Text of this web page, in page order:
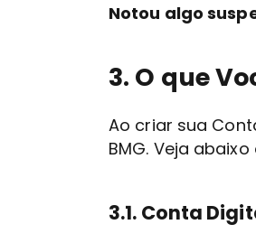
Notou algo
3. O que
Ao criar sua
BMG. Veja
3.1. Conta